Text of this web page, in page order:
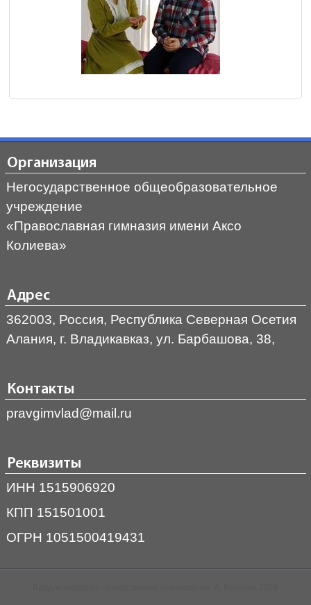
Организация
Негосударственное общеобразовательное
учреждение
«Православная гимназия имени Аксо
Колиева»
Адрес
362003, Россия, Республика Северная Осетия
Алания, г. Владикавказ, ул. Барбашова, 38,
Контакты
pravgimvlad@mail.ru
Реквизиты
ИНН 1515906920
КПП 151501001
ОГРН 1051500419431